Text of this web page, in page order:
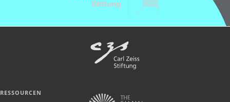
RESSOURCEN